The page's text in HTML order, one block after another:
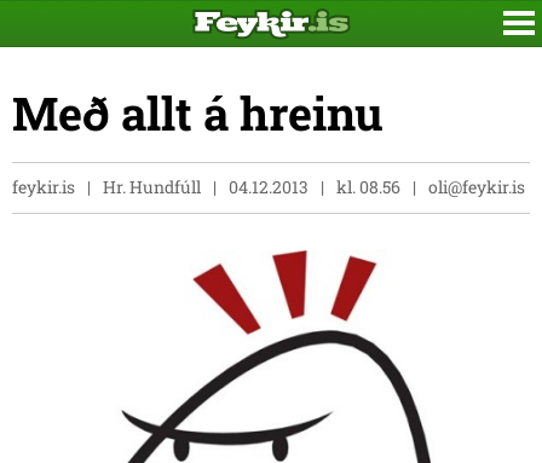
Með allt á hreinu
feykir.is Hr. Hundfúll 04.12.2013 kl. 08.56 oli@feykir.is